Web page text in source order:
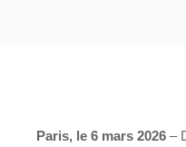
Paris, le 6 mars 2026 –